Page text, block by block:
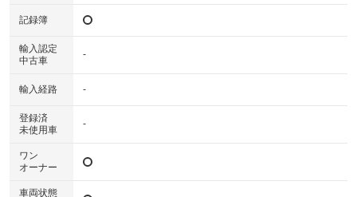
記録簿
輸入認定
中古車
-
輸入経路 -
登録済
未使用車
-
ワン
オーナー
車両状態